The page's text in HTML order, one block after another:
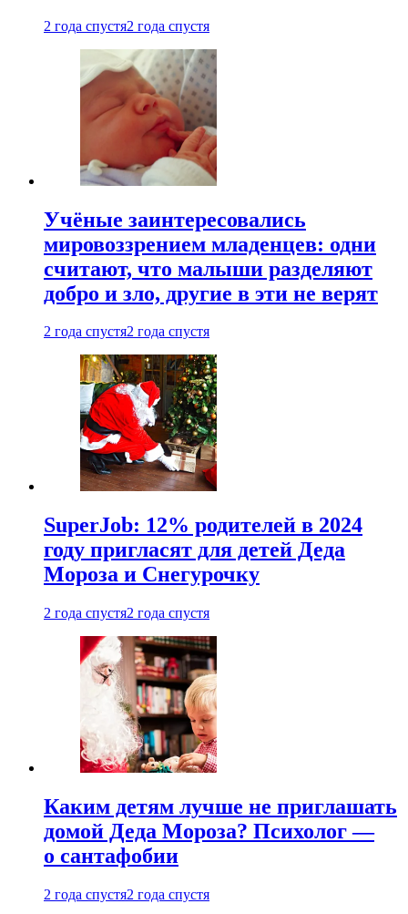
2 года спустя2 года спустя
Учёные заинтересовались
мировоззрением младенцев: одни
считают, что малыши разделяют
добро и зло, другие в эти не верят
2 года спустя2 года спустя
SuperJob: 12% родителей в 2024
году пригласят для детей Деда
Мороза и Снегурочку
2 года спустя2 года спустя
Каким детям лучше не приглашать
домой Деда Мороза? Психолог —
о сантафобии
2 года спустя2 года спустя